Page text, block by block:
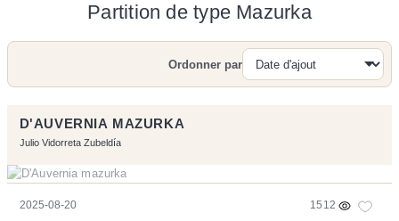
Partition de type Mazurka
Recherche
Ordonner par
D'AUVERNIA MAZURKA
Julio Vidorreta Zubeldía
2025-08-20 1512